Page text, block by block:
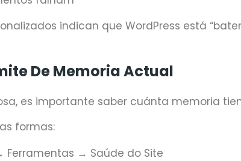
indican que WordPress está
De Memoria Actual
es importante saber cuánta memoria
formas:
Ferramentas → Saúde do Site